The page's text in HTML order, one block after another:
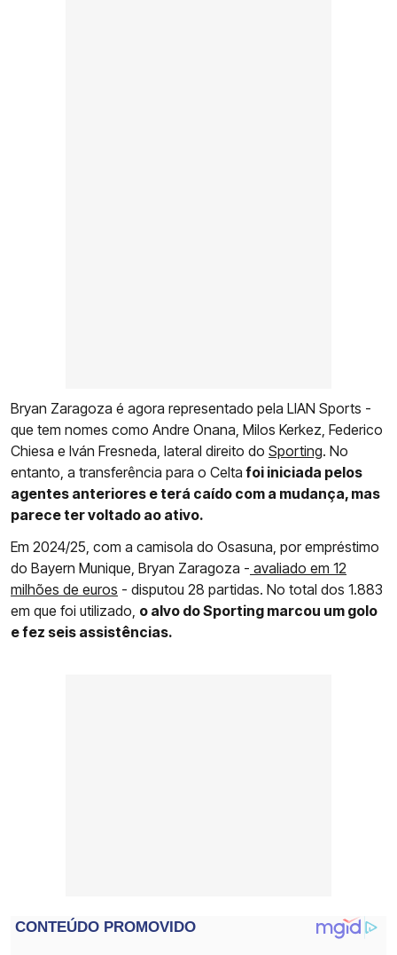
Bryan Zaragoza é agora representado pela LIAN Sports -
que tem nomes como Andre Onana, Milos Kerkez, Federico
Chiesa e Iván Fresneda, lateral direito do Sporting. No
entanto, a transferência para o Celta foi iniciada pelos
agentes anteriores e terá caído com a mudança, mas
parece ter voltado ao ativo.
Em 2024/25, com a camisola do Osasuna, por empréstimo
do Bayern Munique, Bryan Zaragoza - avaliado em 12
milhões de euros - disputou 28 partidas. No total dos 1.883
em que foi utilizado, o alvo do Sporting marcou um golo
e fez seis assistências.